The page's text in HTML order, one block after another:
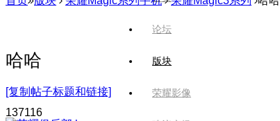
论坛
版块
荣耀影像
哈哈
[复制帖子标题和链接]
137116